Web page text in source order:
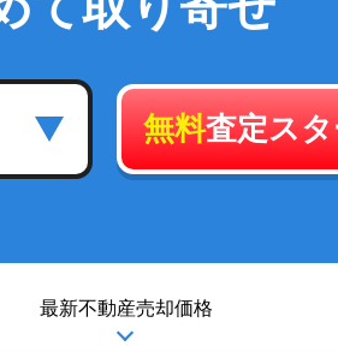
無料査定ス
最新不動産売却価格